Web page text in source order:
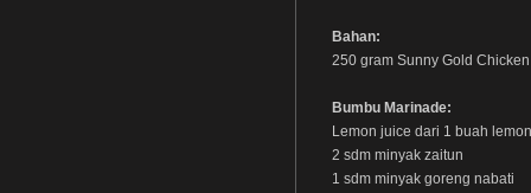
Bahan:
250 gram Sunny Gold
Bumbu Marinade:
Lemon juice dari 1 buah
2 sdm minyak zaitun
1 sdm minyak goreng nabati